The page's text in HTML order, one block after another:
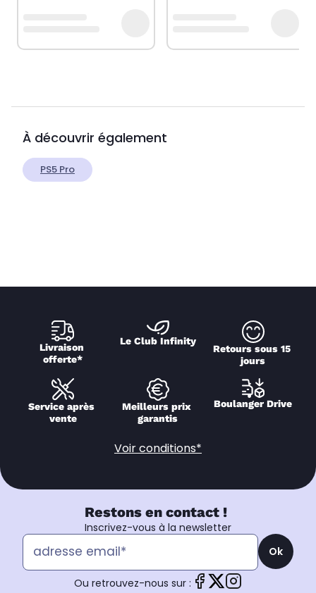
À découvrir également
PS5 Pro
Livraison
offerte*
Le Club Infinity
Retours sous 15
jours
Service après
vente
Meilleurs prix
garantis
Boulanger Drive
Voir conditions*
Restons en contact !
Inscrivez-vous à la newsletter
Ok
Ou retrouvez-nous sur :